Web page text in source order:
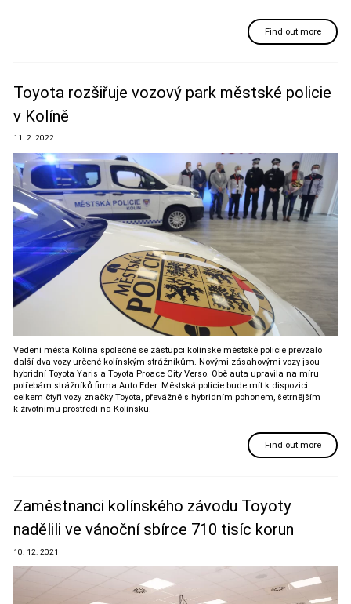
Find out more
Toyota rozšiřuje vozový park městské policie
v Kolíně
11. 2. 2022
Vedení města Kolína společně se zástupci kolínské městské policie převzalo
další dva vozy určené kolínským strážníkům. Novými zásahovými vozy jsou
hybridní Toyota Yaris a Toyota Proace City Verso. Obě auta upravila na míru
potřebám strážníků firma Auto Eder. Městská policie bude mít k dispozici
celkem čtyři vozy značky Toyota, převážně s hybridním pohonem, šetrnějším
k životnímu prostředí na Kolínsku.
Find out more
Zaměstnanci kolínského závodu Toyoty
nadělili ve vánoční sbírce 710 tisíc korun
10. 12. 2021